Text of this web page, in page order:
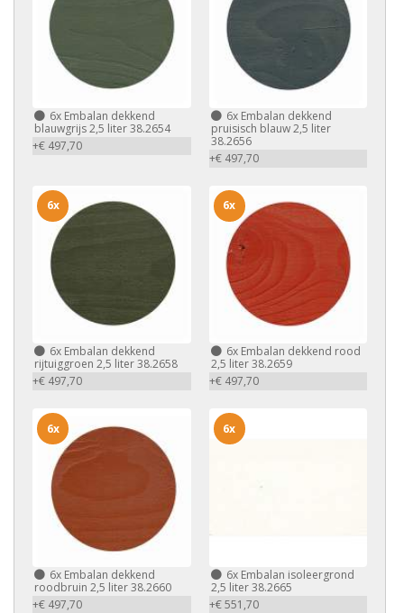
6x Embalan dekkend
blauwgrijs 2,5 liter 38.2654
+€ 497,70
6xEmbalan dekkend
pruisisch blauw 2,5 liter
38.2656
+€ 497,70
6x Embalan dekkend
rijtuiggroen 2,5 liter 38.2658
+€ 497,70
6x
6xEmbalan dekkend rood
2,5 liter 38.2659
+€ 497,70
6x
6x Embalan dekkend
roodbruin 2,5 liter 38.2660
+€ 497,70
6x
6xEmbalan isoleergrond
2,5 liter 38.2665
+€ 551,70
6x